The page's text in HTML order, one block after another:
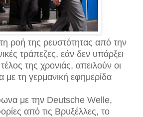
ροή της ρευστότητας από την
τράπεζες, εάν δεν υπάρξει
της χρονιάς, απειλούν οι
με τη γερμανική εφημερίδα
με την Deutsche Welle,
από τις Βρυξέλλες, το